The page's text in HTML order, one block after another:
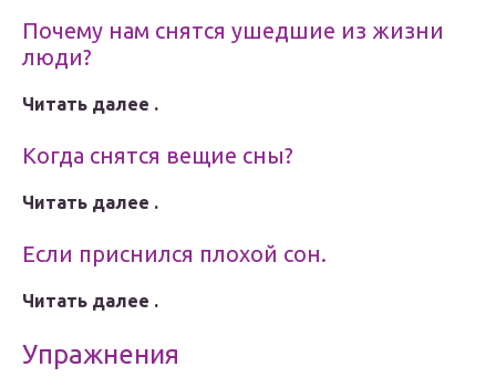
Почему нам снятся ушедшие из жизни
люди?
Читать далее .
Когда снятся вещие сны?
Читать далее .
Если приснился плохой сон.
Читать далее .
Упражнения